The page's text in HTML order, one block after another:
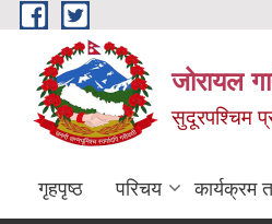
Skip to main content
जोरायल
सुदूरपश्चिम
गृहपृष्ठ परिचय कार्यक्रम